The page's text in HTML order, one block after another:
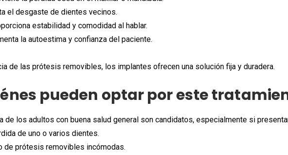
el desgaste de dientes vecinos.
estabilidad y comodidad al hablar.
la autoestima y confianza del paciente.
de las prótesis removibles, los implantes ofrecen una solución fija y duradera.
pueden optar por este
de los adultos con buena salud general son candidatos, especialmente si
de uno o varios dientes.
de prótesis removibles incómodas.